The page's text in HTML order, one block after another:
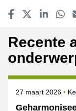
Recente
Gepubliceerd op
27 maart 2026